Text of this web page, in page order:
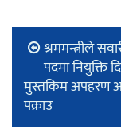
श्रममन्त्रीले
पदमा नियुक्ति
मुस्तकिम अपहरण
पक्राउ